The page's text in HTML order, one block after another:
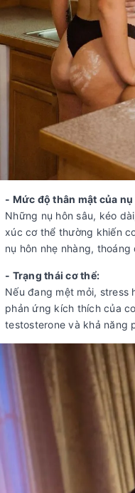
- Mức độ thân mật của
Những nụ hôn sâu, kéo
xúc cơ thể thường khiến
nụ hôn nhẹ nhàng, thoáng
- Trạng thái cơ thể:
Nếu đang mệt mỏi, stress
phản ứng kích thích của
testosterone và khả năng